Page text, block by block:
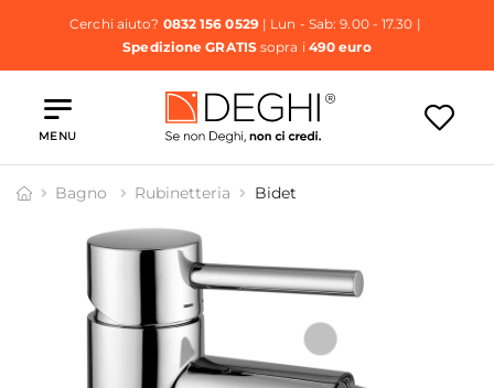
Cerchi aiuto? 0832 156 0529| Lun - Sab: 9.00 - 17.30 |
Spedizione GRATISsopra i 490 euro
MENU
Bagno Rubinetteria Bidet